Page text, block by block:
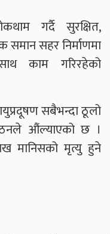
गर्दै सुरक्षित,
सहर निर्माणमा
काम गरिरहेको
सबैभन्दा ठूलो
औंल्याएको छ ।
मानिसको मृत्यु हुने